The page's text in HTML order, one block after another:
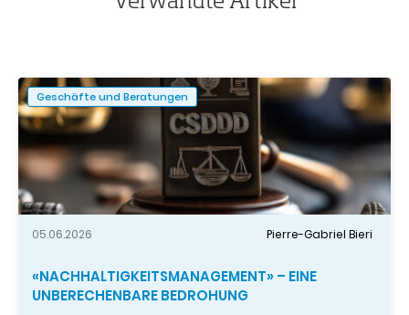
Geschäfte und Beratungen
05.06.2026 Pierre-Gabriel Bieri
«NACHHALTIGKEITSMANAGEMENT» – EINE
UNBERECHENBARE BEDROHUNG